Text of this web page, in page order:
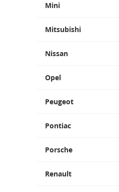
Mini
Mitsubishi
Nissan
Opel
Peugeot
Pontiac
Porsche
Renault